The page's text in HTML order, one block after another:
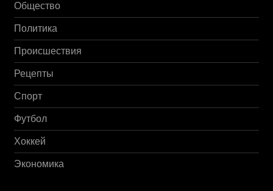
Общество
Политика
Происшествия
Рецепты
Спорт
Футбол
Хоккей
Экономика